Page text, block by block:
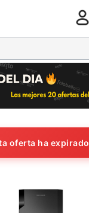
oferta ha expirado